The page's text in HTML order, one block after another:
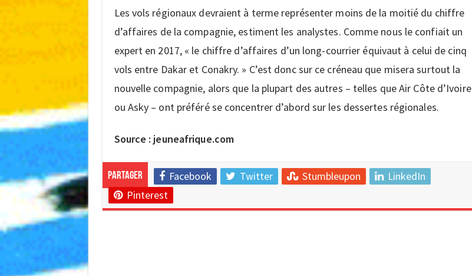
Les vols régionaux devraient à terme représenter moins de la moitié du chiffre
d’affaires de la compagnie, estiment les analystes. Comme nous le confiait un
expert en 2017, « le chiffre d’affaires d’un long-courrier équivaut à celui de cinq
vols entre Dakar et Conakry. » C’est donc sur ce créneau que misera surtout la
nouvelle compagnie, alors que la plupart des autres – telles que Air Côte d’Ivoire
ou Asky – ont préféré se concentrer d’abord sur les dessertes régionales.
Source : jeuneafrique.com
Partager Facebook Twitter Stumbleupon
LinkedIn
Pinterest